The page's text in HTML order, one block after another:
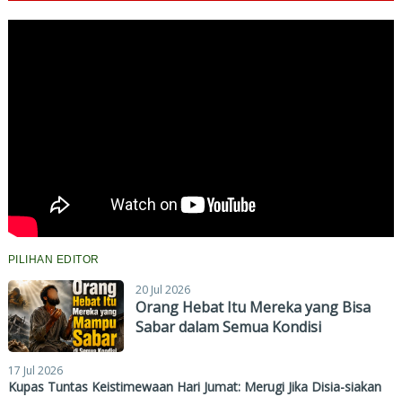
PILIHAN EDITOR
20 Jul 2026
Orang Hebat Itu Mereka yang Bisa
Sabar dalam Semua Kondisi
17 Jul 2026
Kupas Tuntas Keistimewaan Hari Jumat: Merugi Jika Disia-siakan